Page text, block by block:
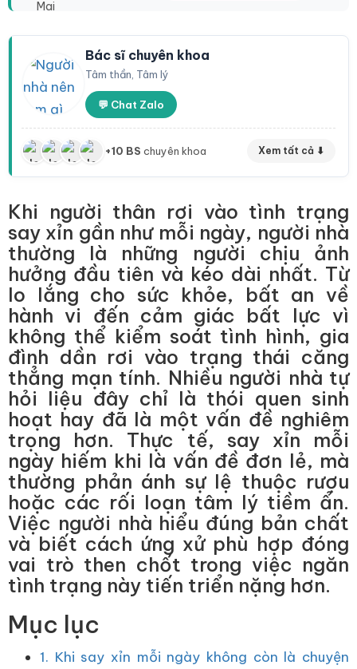
Bác sĩ chuyên khoa
Tâm thần, Tâm lý
💬 Chat Zalo
+10 BS chuyên khoa Xem tất cả ⬇
Khi người thân rơi vào tình trạng
say xỉn gần như mỗi ngày, người nhà
thường là những người chịu ảnh
hưởng đầu tiên và kéo dài nhất. Từ
lo lắng cho sức khỏe, bất an về
hành vi đến cảm giác bất lực vì
không thể kiểm soát tình hình, gia
đình dần rơi vào trạng thái căng
thẳng mạn tính. Nhiều người nhà tự
hỏi liệu đây chỉ là thói quen sinh
hoạt hay đã là một vấn đề nghiêm
trọng hơn. Thực tế, say xỉn mỗi
ngày hiếm khi là vấn đề đơn lẻ, mà
thường phản ánh sự lệ thuộc rượu
hoặc các rối loạn tâm lý tiềm ẩn.
Việc người nhà hiểu đúng bản chất
và biết cách ứng xử phù hợp đóng
vai trò then chốt trong việc ngăn
tình trạng này tiến triển nặng hơn.
Mục lục
1. Khi say xỉn mỗi ngày không còn là chuyện